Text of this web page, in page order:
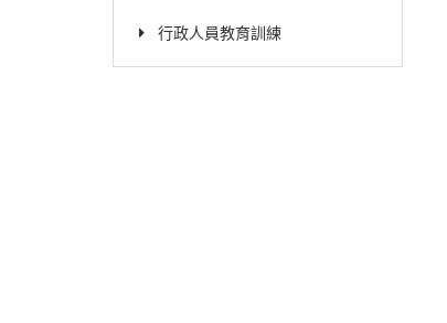
行政人員教育訓練